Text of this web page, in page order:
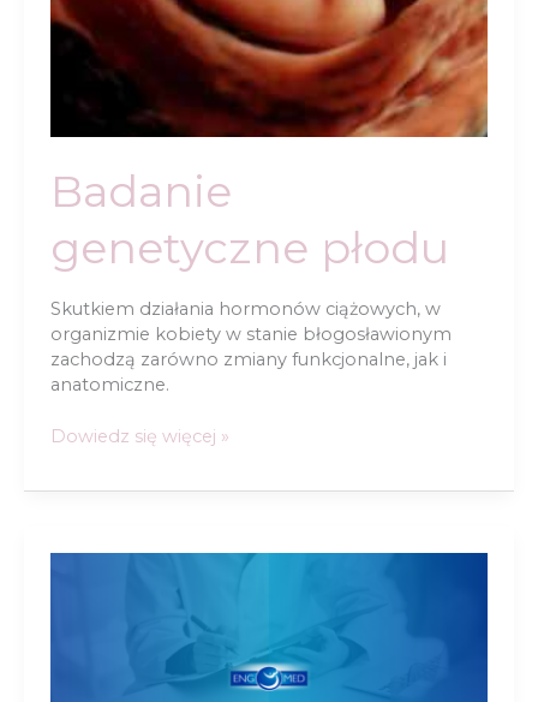
Badanie
genetyczne płodu
Skutkiem działania hormonów ciążowych, w
organizmie kobiety w stanie błogosławionym
zachodzą zarówno zmiany funkcjonalne, jak i
anatomiczne.
Badanie
płodu
Dowiedz się więcej »